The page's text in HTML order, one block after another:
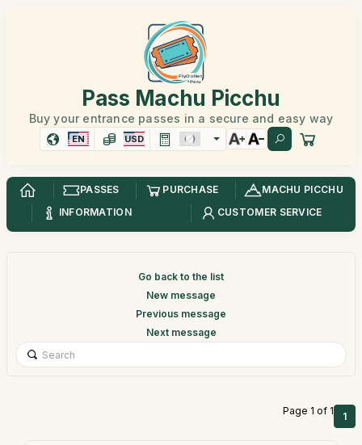
Pass Machu Picchu
Buy your entrance passes in a secure and easy way
EN USD
PASSES PURCHASE
MACHU PICCHU
INFORMATION
CUSTOMER SERVICE
Go back to the list
New message
Previous message
Next message
Page 1 of 1 1